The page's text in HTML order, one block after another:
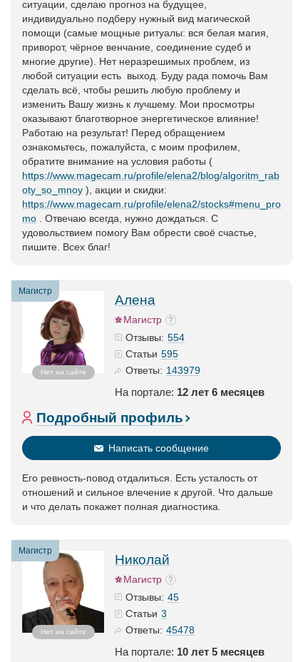
ситуации, сделаю прогноз на будущее,
индивидуально подберу нужный вид магической
помощи (самые мощные ритуалы: вся белая магия,
приворот, чёрное венчание, соединение судеб и
многие другие). Нет неразрешимых проблем, из
любой ситуации есть выход. Буду рада помочь Вам
сделать всё, чтобы решить любую проблему и
изменить Вашу жизнь к лучшему. Мои просмотры
оказывают благотворное энергетическое влияние!
Работаю на результат! Перед обращением
ознакомьтесь, пожалуйста, с моим профилем,
обратите внимание на условия работы (
https://www.magecam.ru/profile/elena2/blog/algoritm_rab
oty_so_mnoy ), акции и скидки:
https://www.magecam.ru/profile/elena2/stocks#menu_pro
mo . Отвечаю всегда, нужно дождаться. С
удовольствием помогу Вам обрести своё счастье,
пишите. Всех благ!
Магистр
Нет на сайте
Алена
Магистр
Отзывы: 554
Статьи 595
Ответы: 143979
На портале: 12 лет 6 месяцев
Подробный профиль
Написать сообщение
Его ревность-повод отдалиться. Есть усталость от
отношений и сильное влечение к другой. Что дальше
и что делать покажет полная диагностика.
Магистр
Нет на сайте
Николай
Магистр
Отзывы: 45
Статьи 3
Ответы: 45478
На портале: 10 лет 5 месяцев